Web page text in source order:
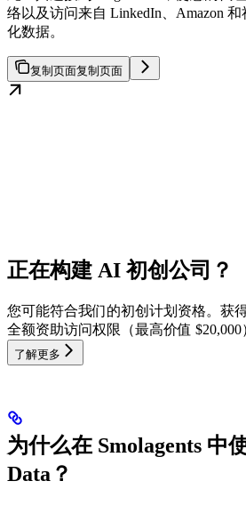
络以及访问来自 LinkedIn、Amazon
化数据。
复制页面复制页面
正在构建 AI 初创公司？
您可能符合我们的初创计划资格。获
全额资助访问权限（最高价值 $20,000
了解更多
为什么在 Smolagents 中
Data？